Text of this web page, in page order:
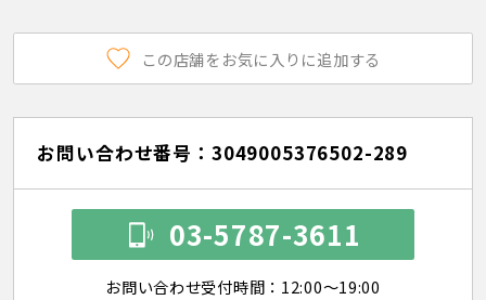
この店舗をお気に入りに追加する
お問い合わせ番号：3049005376502-289
03-5787-3611
お問い合わせ受付時間：12:00～19:00